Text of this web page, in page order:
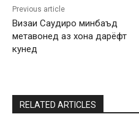
Previous article
Визаи Саудиро минбаъд
метавонед аз хона дарёфт
кунед
RELATED ARTICLES